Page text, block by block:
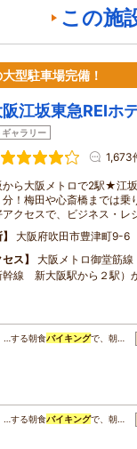
この施
型駐車場完備！
江坂東急REIホ
ギャラリー
1,673
から大阪メトロで2駅★江
分！梅田や心斎橋までは乗
アクセスで、ビジネス・レ
大阪府吹田市豊津町9-6
セス
大阪メトロ御堂筋
幹線 新大阪駅から２駅）
…する朝食バイキングで、朝…
…する朝食バイキングで、朝…